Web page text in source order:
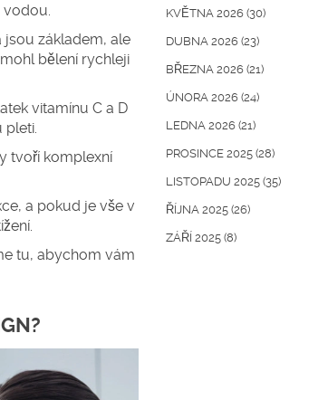
vodou.
jsou základem, ale
bělení rychleji
vitamínu C a D
pleti.
tvoří komplexní
a pokud je vše v
tu, abychom vám
KVĚTNA 2026 (30)
DUBNA 2026 (23)
BŘEZNA 2026 (21)
ÚNORA 2026 (24)
LEDNA 2026 (21)
PROSINCE 2025 (28)
LISTOPADU 2025 (35)
ŘÍJNA 2025 (26)
ZÁŘÍ 2025 (8)